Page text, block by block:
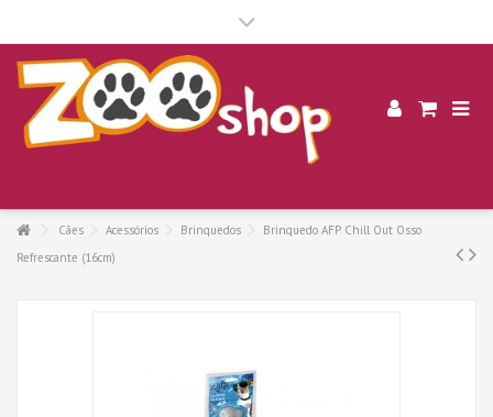
Cães Acessórios Brinquedos
Brinquedo AFP Chill Out Osso
Refrescante (16cm)